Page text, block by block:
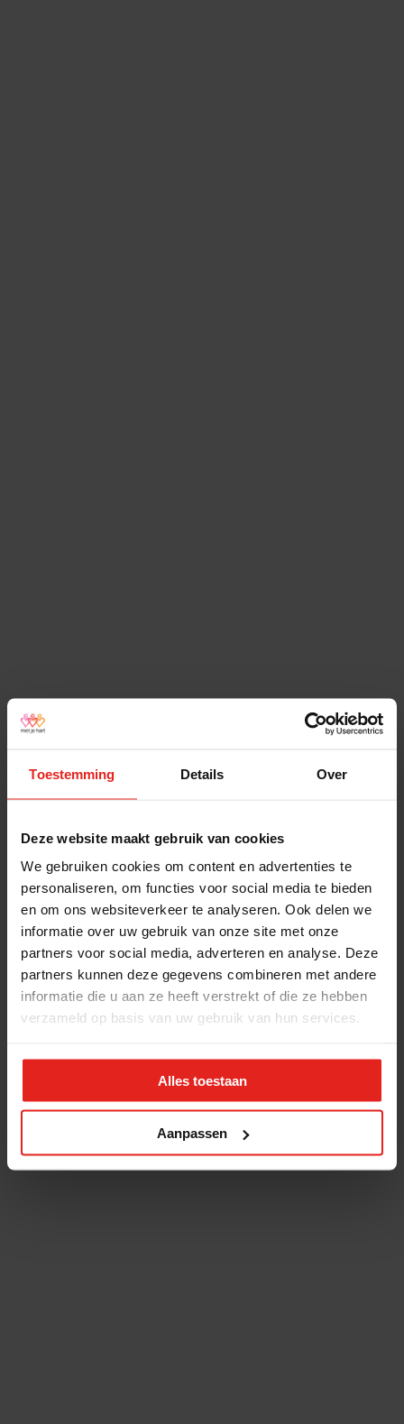
Toestemming Details Over
Deze website maakt gebruik van cookies
We gebruiken cookies om content en advertenties te
personaliseren, om functies voor social media te bieden
en om ons websiteverkeer te analyseren. Ook delen we
informatie over uw gebruik van onze site met onze
partners voor social media, adverteren en analyse. Deze
partners kunnen deze gegevens combineren met andere
informatie die u aan ze heeft verstrekt of die ze hebben
verzameld op basis van uw gebruik van hun services.
Alles toestaan
Aanpassen